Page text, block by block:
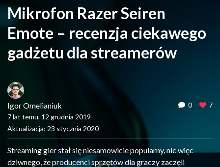
Mikrofon Razer Seiren
Emote – recenzja ciekawego
gadżetu dla streamerów
Igor Omelianiuk
7 lat temu, 12 grudnia 2019
Aktualizacja: 23 stycznia 2020
0 7
Streaming gier stał się niesamowicie popularny, nic więc
dziwnego, że producenci sprzętów dla graczy zaczęli